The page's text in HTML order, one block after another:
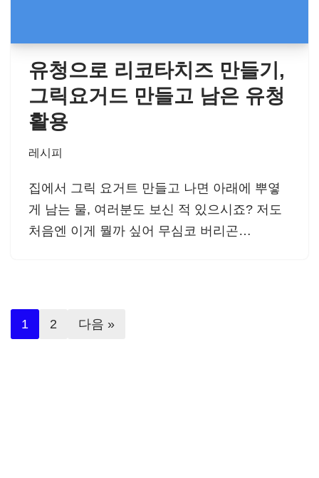
유청으로 리코타치즈 만들기,
그릭요거드 만들고 남은 유청
활용
레시피
집에서 그릭 요거트 만들고 나면 아래에 뿌옇
게 남는 물, 여러분도 보신 적 있으시죠? 저도
처음엔 이게 뭘까 싶어 무심코 버리곤…
1 2 다음 »